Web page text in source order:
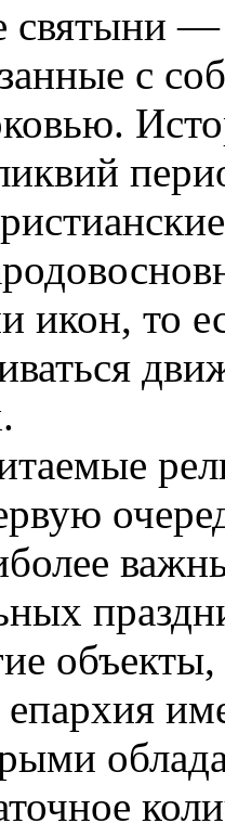
святыни —
с
икон, то